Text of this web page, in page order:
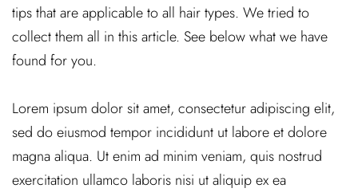
tips that are applicable to all hair types. We tried to
collect them all in this article. See below what we have
found for you.
Lorem ipsum dolor sit amet, consectetur adipiscing elit,
sed do eiusmod tempor incididunt ut labore et dolore
magna aliqua. Ut enim ad minim veniam, quis nostrud
exercitation ullamco laboris nisi ut aliquip ex ea